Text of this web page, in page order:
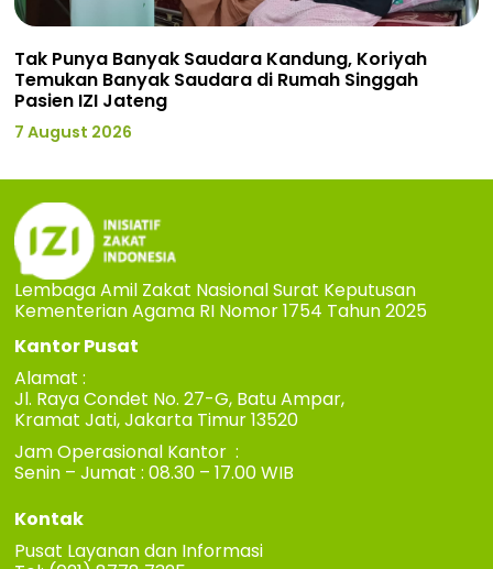
Tak Punya Banyak Saudara Kandung, Koriyah
Temukan Banyak Saudara di Rumah Singgah
Pasien IZI Jateng
7 August 2026
Lembaga Amil Zakat Nasional Surat Keputusan
Kementerian Agama RI Nomor 1754 Tahun 2025
Kantor Pusat
Alamat :
Jl. Raya Condet No. 27-G, Batu Ampar,
Kramat Jati, Jakarta Timur 13520
Jam Operasional Kantor :
Senin – Jumat : 08.30 – 17.00 WIB
Kontak
Pusat Layanan dan Informasi